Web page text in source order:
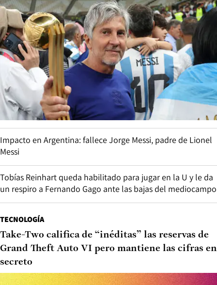
Impacto en Argentina: fallece Jorge Messi, padre de Lionel
Messi
Tobías Reinhart queda habilitado para jugar en la U y le da
un respiro a Fernando Gago ante las bajas del mediocampo
TECNOLOGÍA
Take-Two califica de “inéditas” las reservas de
Grand Theft Auto VI pero mantiene las cifras en
secreto